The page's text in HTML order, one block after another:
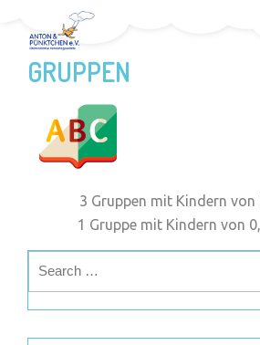
GRUPPEN
3 Gruppen mit Kindern von
1 Gruppe mit Kindern von